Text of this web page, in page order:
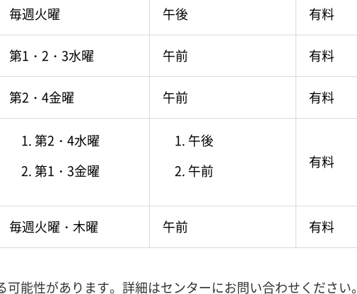
毎週火曜 午後 有料
第1・2・3水曜 午前 有料
第2・4金曜 午前 有料
第2・4水曜
第1・3金曜
午後
午前
有料
毎週火曜・木曜 午前 有料
能性があります。詳細はセンターにお問い合わせください。